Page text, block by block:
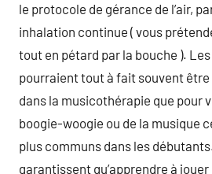
le protocole de gérance de l’air,
inhalation continue ( vous
tout en pétard par la bouche ).
pourraient tout à fait souvent
dans la musicothérapie que pour
boogie-woogie ou de la musique
plus communs dans les
garantissent qu’apprendre à